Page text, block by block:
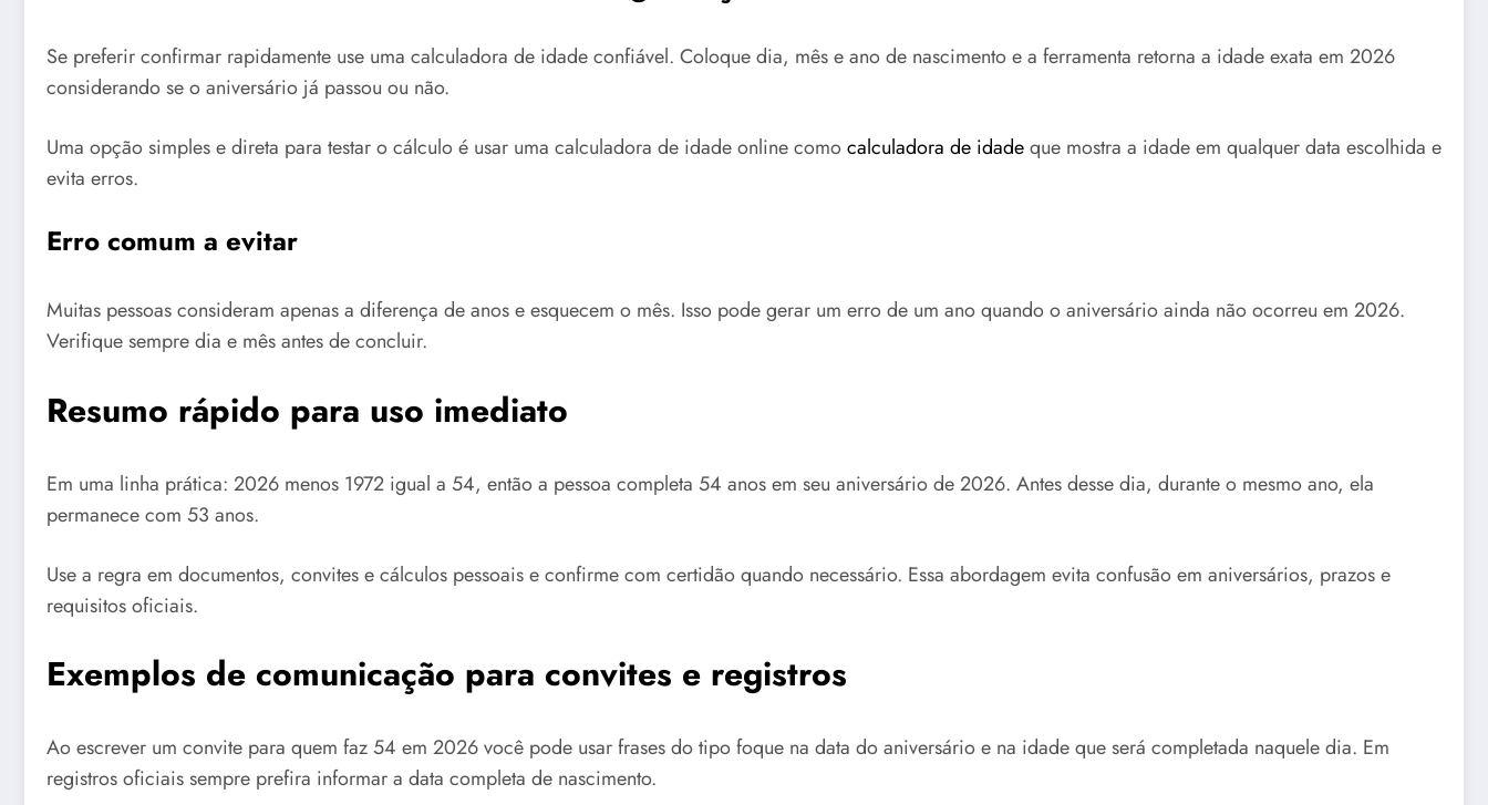
Se preferir confirmar rapidamente use uma calculadora de idade confiável. Coloque dia, mês e ano de nascimento e a ferramenta retorna a idade exata em 2026
considerando se o aniversário já passou ou não.
Uma opção simples e direta para testar o cálculo é usar uma calculadora de idade online comocalculadora de idadeque mostra a idade em qualquer data escolhida e
evita erros.
Erro comum a evitar
Muitas pessoas consideram apenas a diferença de anos e esquecem o mês. Isso pode gerar um erro de um ano quando o aniversário ainda não ocorreu em 2026.
Verifique sempre dia e mês antes de concluir.
Resumo rápido para uso imediato
Em uma linha prática: 2026 menos 1972 igual a 54, então a pessoa completa 54 anos em seu aniversário de 2026. Antes desse dia, durante o mesmo ano, ela
permanece com 53 anos.
Use a regra em documentos, convites e cálculos pessoais e confirme com certidão quando necessário. Essa abordagem evita confusão em aniversários, prazos e
requisitos oficiais.
Exemplos de comunicação para convites e registros
Ao escrever um convite para quem faz 54 em 2026 você pode usar frases do tipo foque na data do aniversário e na idade que será completada naquele dia. Em
registros oficiais sempre prefira informar a data completa de nascimento.